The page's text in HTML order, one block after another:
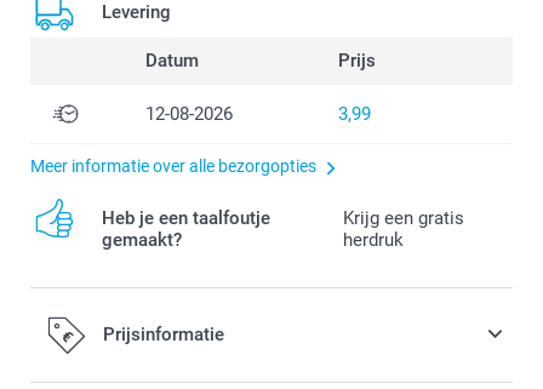
Levering
Datum Prijs
12-08-2026 3,99
Meer informatie over alle bezorgopties
Heb je een taalfoutje
gemaakt?
Krijg een gratis
herdruk
Prijsinformatie